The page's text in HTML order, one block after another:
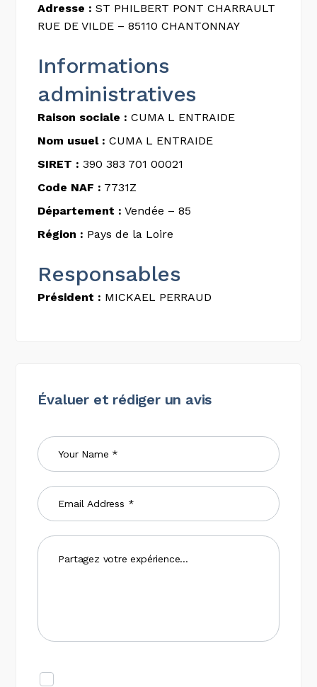
Adresse : ST PHILBERT PONT CHARRAULT
RUE DE VILDE – 85110 CHANTONNAY
Informations
administratives
Raison sociale : CUMA L ENTRAIDE
Nom usuel : CUMA L ENTRAIDE
SIRET : 390 383 701 00021
Code NAF : 7731Z
Département : Vendée – 85
Région : Pays de la Loire
Responsables
Président : MICKAEL PERRAUD
Évaluer et rédiger un avis